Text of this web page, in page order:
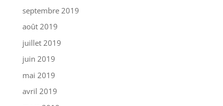
septembre 2019
août 2019
juillet 2019
juin 2019
mai 2019
avril 2019